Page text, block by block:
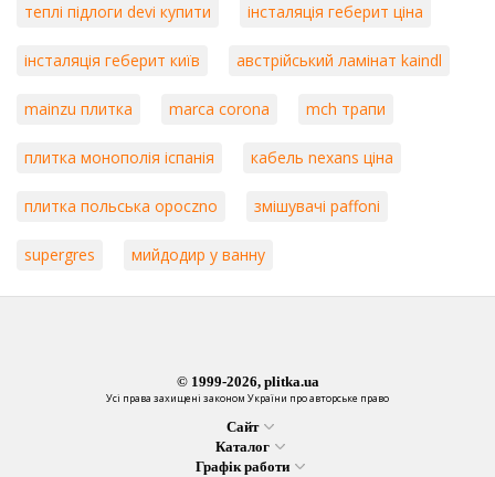
теплі підлоги devi купити інсталяція геберит ціна
інсталяція геберит київ австрійський ламінат kaindl
mainzu плитка marca corona mch трапи
плитка монополія іспанія кабель nexans ціна
плитка польська opoczno змішувачі paffoni
supergres мийдодир у ванну
© 1999-2026, plitka.ua
Усі права захищені законом України про авторське право
Сайт
Каталог
Графік работи